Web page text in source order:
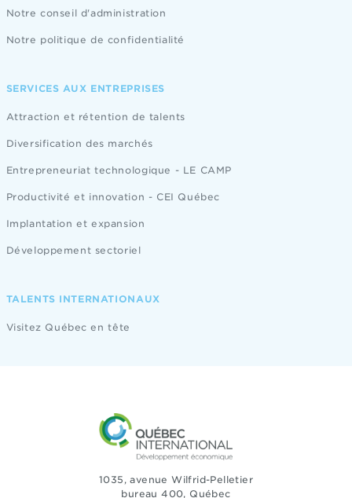
Notre conseil d'administration
Notre politique de confidentialité
SERVICES AUX ENTREPRISES
Attraction et rétention de talents
Diversification des marchés
Entrepreneuriat technologique - LE CAMP
Productivité et innovation - CEI Québec
Implantation et expansion
Développement sectoriel
TALENTS INTERNATIONAUX
Visitez Québec en tête
1035, avenue Wilfrid-Pelletier
bureau 400, Québec